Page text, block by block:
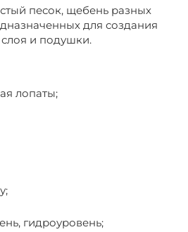
песок, щебень разных
для создания
и подушки.
лопаты;
гидроуровень;